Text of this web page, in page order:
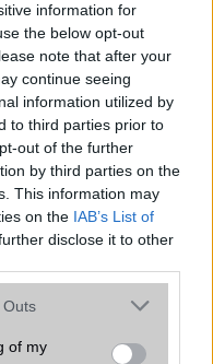
information for
the below opt-out
note that after your
continue seeing
information utilized by
to third parties prior to
out of the further
by third parties on the
This information may
on the IAB’s List of
disclose it to other
one or more Google
You may click to
Outs
of my
összehasonlítása
rendelkezik, így a
számára fontos a nagyobb